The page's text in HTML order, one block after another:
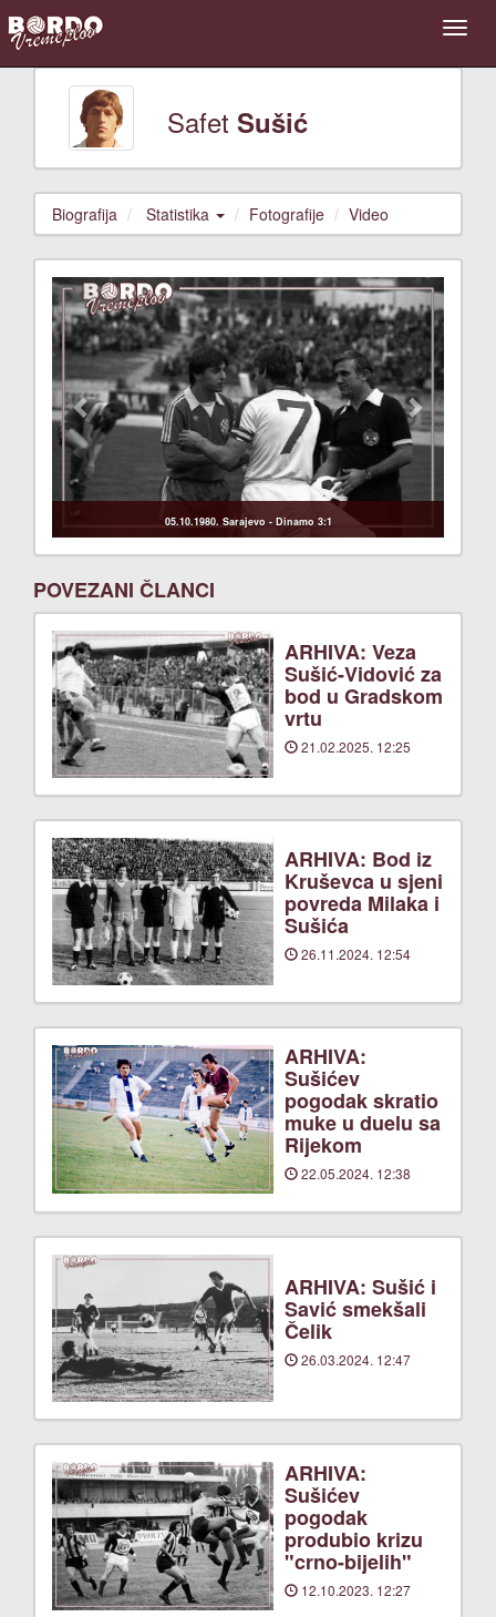
Safet Sušić
Biografija Statistika Fotografije Video
05.10.1980. Sarajevo - Dinamo 3:1
Previous Next
POVEZANI ČLANCI
ARHIVA: Veza
Sušić-Vidović za
bod u Gradskom
vrtu
21.02.2025. 12:25
ARHIVA: Bod iz
Kruševca u sjeni
povreda Milaka i
Sušića
26.11.2024. 12:54
ARHIVA:
Sušićev
pogodak skratio
muke u duelu sa
Rijekom
22.05.2024. 12:38
ARHIVA: Sušić i
Savić smekšali
Čelik
26.03.2024. 12:47
ARHIVA:
Sušićev
pogodak
produbio krizu
"crno-bijelih"
12.10.2023. 12:27